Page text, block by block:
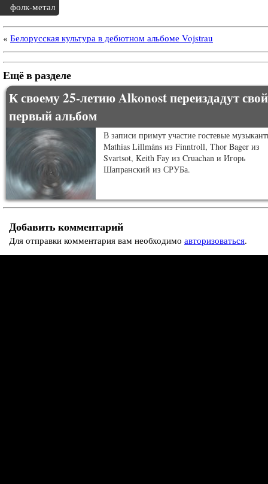
фолк-метал
« Белорусская культура в дебютном альбоме Vojstrau
Ещё в разделе
К своему 25-летию Alkonost переиздадут свой
первый альбом
В записи примут участие гостевые
Mathias Lillmåns из Finntroll, Thor Bager из
Svartsot, Keith Fay из Cruachan и Игорь
Шапранский из СРУБа.
Добавить комментарий
Для отправки комментария вам необходимо авторизоваться.